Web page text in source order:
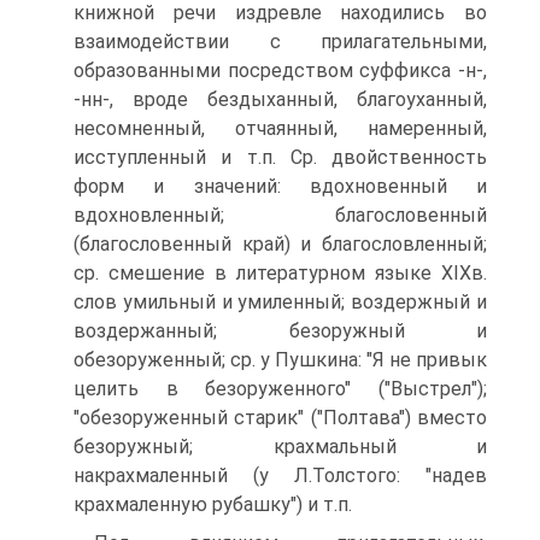
книжной речи издревле находились во
взаимодействии с прилагательными,
образованными посредством суффикса -н-,
-нн-, вроде бездыханный, благоуханный,
несомненный, отчаянный, намеренный,
исступленный и т.п. Ср. двойственность
форм и значений: вдохновенный и
вдохновленный; благословенный
(благословенный край) и благословленный;
ср. смешение в литературном языке XIXв.
слов умильный и умиленный; воздержный и
воздержанный; безоружный и
обезоруженный; ср. у Пушкина: "Я не привык
целить в безоруженного" ("Выстрел");
"обезоруженный старик" ("Полтава") вместо
безоружный; крахмальный и
накрахмаленный (у Л.Толстого: "надев
крахмаленную рубашку") и т.п.